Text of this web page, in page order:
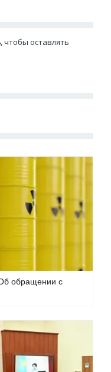
, чтобы оставлять
обращении с